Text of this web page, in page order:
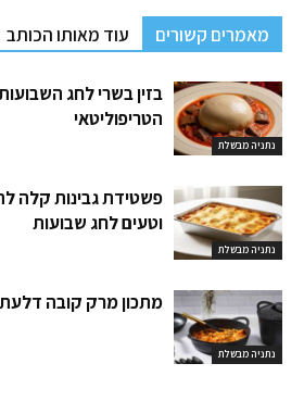
מאמרים קשורים עוד מאותו הכותב
נתניה מבשלת
בזין בשרי לחג
הטריפוליטאי
נתניה מבשלת
פשטידת גבינות קלה
וטעים לחג שבועות
נתניה מבשלת
מתכון מרק קובה